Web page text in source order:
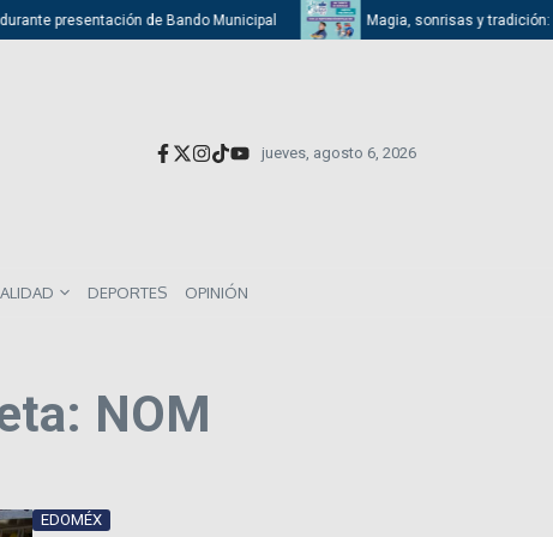
presentación de Bando Municipal Magia, sonrisas y tradición:
jueves, agosto 6, 2026
DEPORTES OPINIÓN
NOM
EDOMÉX